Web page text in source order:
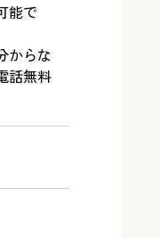
能で
からな
話無料